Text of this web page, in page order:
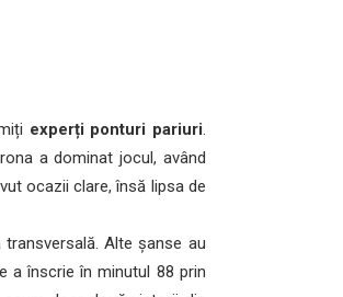
experți ponturi pariuri.
a dominat jocul, având
ocazii clare, însă lipsa de
Alte șanse au
a înscrie în minutul 88 prin